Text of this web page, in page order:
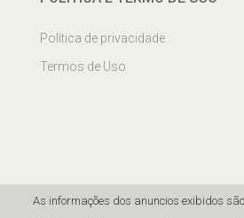
Política de privacidade
Termos de Uso
As informações dos anuncios exibidos